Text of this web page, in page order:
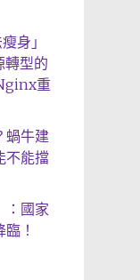
身」
轉型的
重
蝸牛建
不能擋
：國家
！